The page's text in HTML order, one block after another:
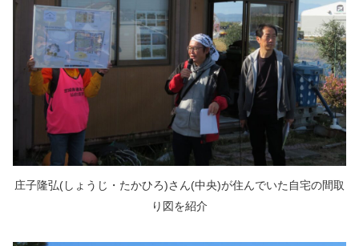
庄子隆弘(しょうじ・たかひろ)さん(中央)が住んでいた自宅の間取
り図を紹介